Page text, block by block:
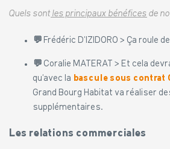
Quels sont les principaux bénéfices de
💬 Frédéric D’IZIDORO > Ça roule
💬 Coralie MATERAT > Et cela
qu’avec la bascule sous contrat
Grand Bourg Habitat va réaliser
supplémentaires.
Les relations commerciales